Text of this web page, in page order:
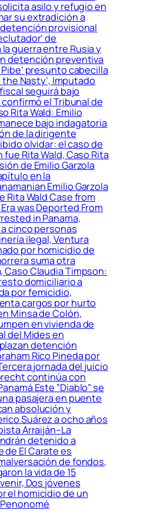
asilo y refugio en
su extradición a
provisional
de
guerra entre Rusia y
detención preventiva
Pibe’ presunto cabecilla
the Nasty’, Imputado
seguirá bajo
el Tribunal de
Rita Wald: Emilio
bajo indagatoria
de la dirigente
olvidar: el caso de
fue Rita Wald, Caso Rita
de Emilio Garzola
en la
Emilio Garzola
Rita Wald Case from
was Deported From
in Panama,
cinco personas
ilegal, Ventura
por homicidio de
suma otra
Caso Claudia Timpson:
domiciliario a
por femicidio,
cargos por hurto
Minsa de Colón,
en vivienda de
del Mides en
detención
Rico Pineda por
jornada del juicio
continúa con
Este ”Diablo” se
pasajera en puente
absolución y
Suárez a ocho años
Arraiján–La
detenido a
El Carate es
de fondos,
la vida de 15
Dos jóvenes
el homicidio de un